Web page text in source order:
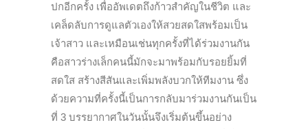
ปกอีกครั้ง เพื่ออัพเดตถึงก้าวสำคัญในชีวิต และ
เคล็ดลับการดูแลตัวเองให้สวยสดใสพร้อมเป็น
เจ้าสาว และเหมือนเช่นทุกครั้งที่ได้ร่วมงานกัน
คือสาวร่างเล็กคนนี้มักจะมาพร้อมกับรอยยิ้มที่
สดใส สร้างสีสันและเพิ่มพลังบวกให้ทีมงาน ซึ่ง
ด้วยความที่ครั้งนี้เป็นการกลับมาร่วมงานกันเป็น
ที่ 3 บรรยากาศในวันนั้นจึงเริ่มต้นขึ้นอย่าง